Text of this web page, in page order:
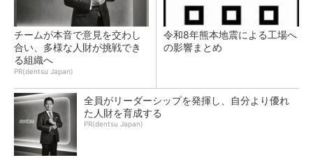
チームが本音で意見を交わし
合い、多様な人財が挑戦でき
る組織へ
PR(dentsu Japan)
令和8年熊本地震による工場へ
の影響まとめ
全員がリーダーシップを発揮し、自分より優れ
た人財を育成する
PR(dentsu Japan)